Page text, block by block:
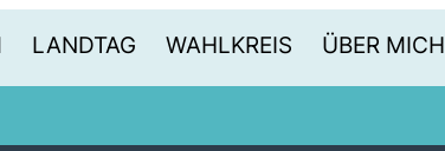
LANDTAG WAHLKREIS ÜBER MICH